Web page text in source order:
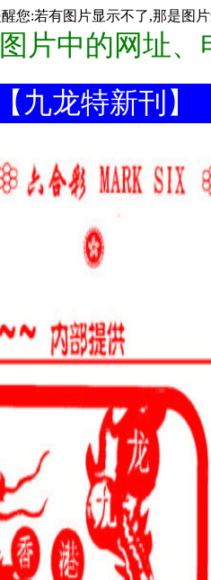
醒您:若有图片显示不了,那是图
片中的网址、
【九龙特新刊】